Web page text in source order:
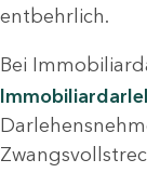
entbehrlich.
Bei